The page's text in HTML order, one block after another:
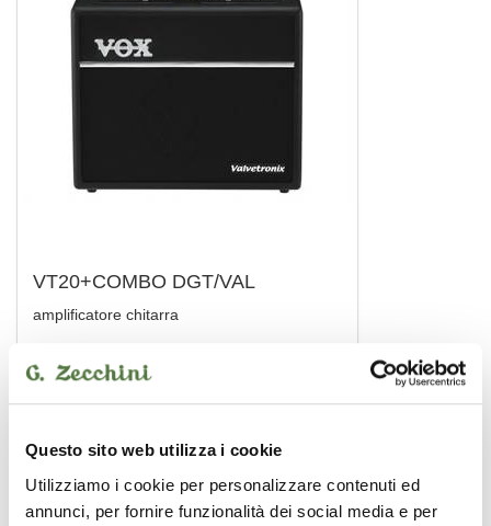
Questo sito web utilizza i cookie
Utilizziamo i cookie per personalizzare contenuti ed
annunci, per fornire funzionalità dei social media e per
VT20+COMBO DGT/VAL
amplificatore chitarra